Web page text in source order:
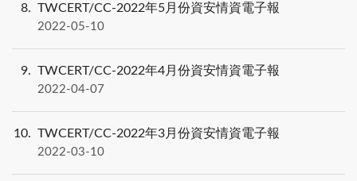
8 TWCERT/CC-2022年5月份資安情資電子報
2022-05-10
9 TWCERT/CC-2022年4月份資安情資電子報
2022-04-07
10 TWCERT/CC-2022年3月份資安情資電子報
2022-03-10